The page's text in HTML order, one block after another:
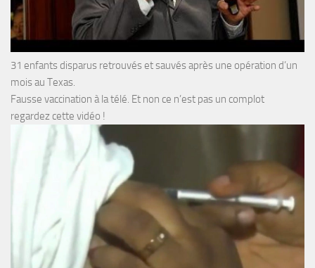
31 enfants disparus retrouvés et sauvés après une opération d’un
mois au Texas.
Fausse vaccination à la télé. Et non ce n’est pas un complot
regardez cette vidéo !